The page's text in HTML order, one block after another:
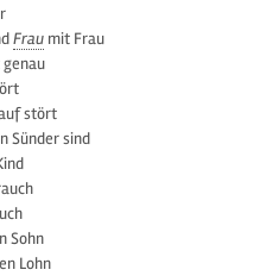
Frau mit Frau
stört
Sünder sind
Sohn
Lohn